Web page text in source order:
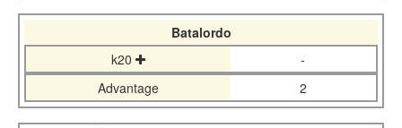
Batalordo
k20
-
Advantage
2